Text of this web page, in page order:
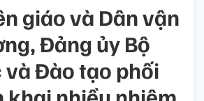
giáo và Dân vận
Đảng ủy Bộ
và Đào tạo phối